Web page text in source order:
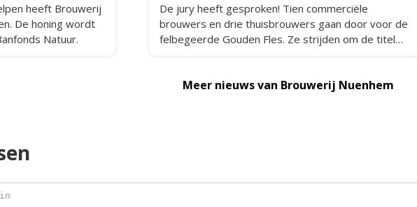
heeft Brouwerij
De honing wordt
Natuur.
De jury heeft gesproken! Tien commerciële
brouwers en drie thuisbrouwers gaan door voor de
felbegeerde Gouden Fles. Ze strijden om de titel
Meer nieuws van Brouwerij Nuenhem